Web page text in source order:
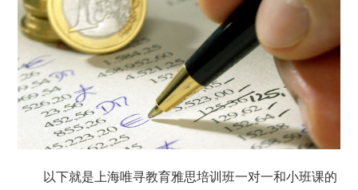
以下就是上海唯寻教育雅思培训班一对一和小班课的